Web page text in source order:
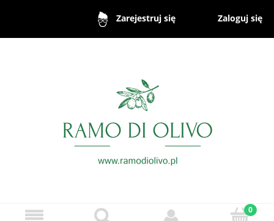
Zarejestruj się Zaloguj się